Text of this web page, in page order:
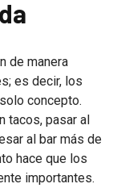
de manera
es decir, los
concepto.
tacos, pasar al
al bar más de
hace que los
importantes.